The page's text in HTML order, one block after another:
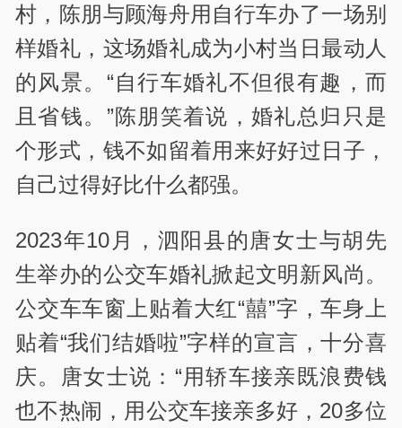
村，陈朋与顾海舟用自行车办了一场别
样婚礼，这场婚礼成为小村当日最动人
的风景。“自行车婚礼不但很有趣，而
且省钱。”陈朋笑着说，婚礼总归只是
个形式，钱不如留着用来好好过日子，
自己过得好比什么都强。
2023年10月，泗阳县的唐女士与胡先
生举办的公交车婚礼掀起文明新风尚。
公交车车窗上贴着大红“囍”字，车身上
贴着“我们结婚啦”字样的宣言，十分喜
庆。唐女士说：“用轿车接亲既浪费钱
也不热闹，用公交车接亲多好，20多位